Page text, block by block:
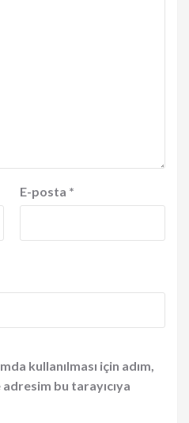
E-posta *
kullanılması için adım,
bu tarayıcıya